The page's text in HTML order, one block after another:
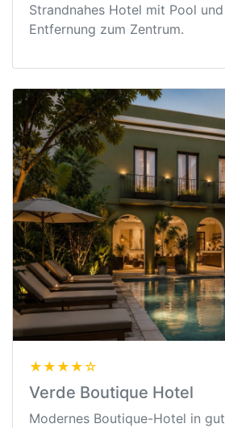
Strandnahes Hotel mit Pool
Entfernung zum Zentrum.
★★★★☆
Verde Boutique Hotel
Modernes Boutique-Hotel in